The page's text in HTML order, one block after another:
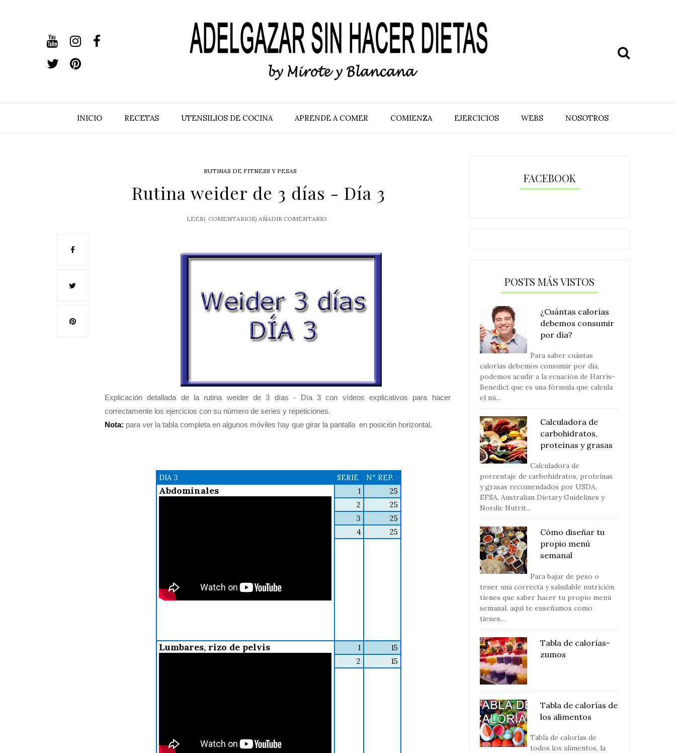
INICIO RECETAS UTENSILIOS DE COCINA APRENDE A COMER COMIENZA EJERCICIOS WEBS NOSOTROS
RUTINAS DE FITNESS Y PESAS
Rutina weider de 3 días - Día 3
LEER( COMENTARIOS) AÑADIR COMENTARIO
Explicación detallada de la rutina weider de 3 días - Día 3 con vídeos explicativos para hacer
correctamente los ejercicios con su número de series y repeticiones.
Nota: para ver la tabla completa en algunos móviles hay que girar la pantalla en posición horizontal.
DIA 3 SERIE Nº REP.
Abdominales 1
25
2
25
3
25
4
25
Lumbares, rizo de pelvis 1
15
2
15
FACEBOOK
POSTS MÁS VISTOS
¿Cuántas calorías
debemos consumir
por día?
Para saber cuántas
calorías debemos consumir por día,
podemos acudir a la ecuación de Harris-
Benedict que es una fórmula que calcula
el nú...
Calculadora de
carbohidratos,
proteínas y grasas
Calculadora de
porcentaje de carbohidratos, proteínas
y grasas recomendados por USDA,
EFSA, Australian Dietary Guidelines y
Nordic Nutrit...
Cómo diseñar tu
propio menú
semanal
Para bajar de peso o
tener una correcta y saludable nutrición
tienes que saber hacer tu propio menú
semanal, aquí te enseñamos como
tienes...
Tabla de calorías-
zumos
Tabla de calorías de
los alimentos
Tabla de calorías de
todos los alimentos, la